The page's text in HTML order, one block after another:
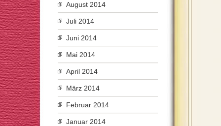
August 2014
Juli 2014
Juni 2014
Mai 2014
April 2014
März 2014
Februar 2014
Januar 2014